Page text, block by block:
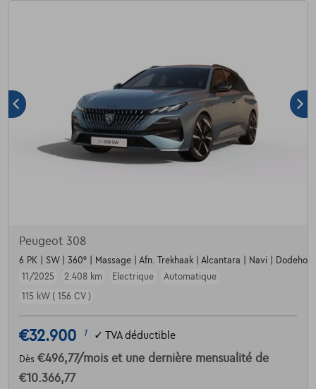
Peugeot 308
6 PK | SW | 360° | Massage | Afn. Trekhaak | Alcantara | Navi |
11/2025
2.408 km Electrique
Automatique
115 kW ( 156 CV )
€32.900 1 ✓ TVA déductible
Dès €496,77/mois et une dernière mensualité de
€10.366,77